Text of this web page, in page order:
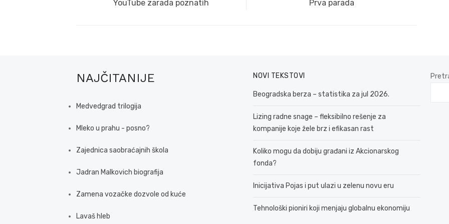
Previous
YouTube zarada poznatih
Next
Prva parada
NAJČITANIJE
Medvedgrad trilogija
Mleko u prahu - posno?
Zajednica saobraćajnih škola
Jadran Malkovich biografija
Zamena vozačke dozvole od kuće
Lavaš hleb
NOVI TEKSTOVI
Beogradska berza – statistika za jul 2026.
Lizing radne snage – fleksibilno rešenje za
kompanije koje žele brz i efikasan rast
Koliko mogu da dobiju građani iz Akcionarskog
fonda?
Inicijativa Pojas i put ulazi u zelenu novu eru
Tehnološki pioniri koji menjaju globalnu ekonomiju